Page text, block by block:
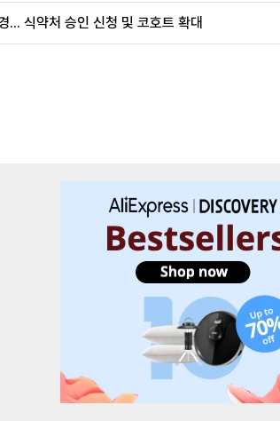
식약처 승인 신청 및 코호트 확대